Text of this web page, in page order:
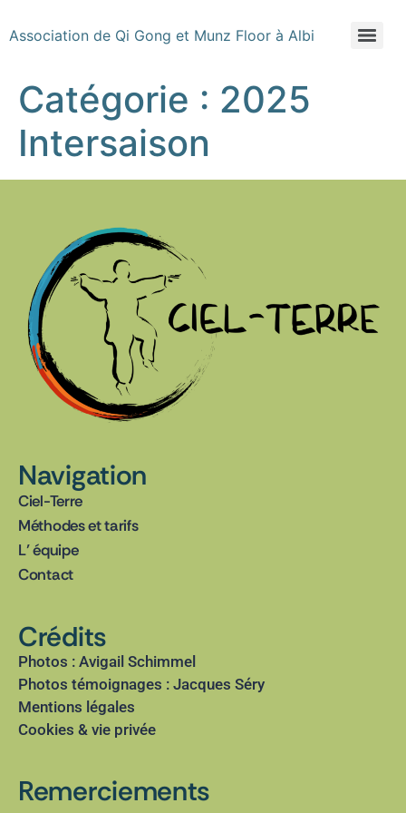
Association de Qi Gong et Munz Floor à Albi
Catégorie : 2025
Intersaison
Navigation
Ciel-Terre
Méthodes et tarifs
L’ équipe
Contact
Crédits
Photos : Avigail Schimmel
Photos témoignages : Jacques Séry
Mentions légales
Cookies & vie privée
Remerciements